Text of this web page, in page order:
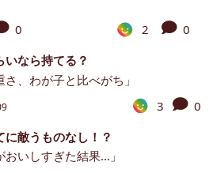
0 2
0
いなら持てる？
さ、わが子と比べがち」
3
0
に敵うものなし！？
おいしすぎた結果…」